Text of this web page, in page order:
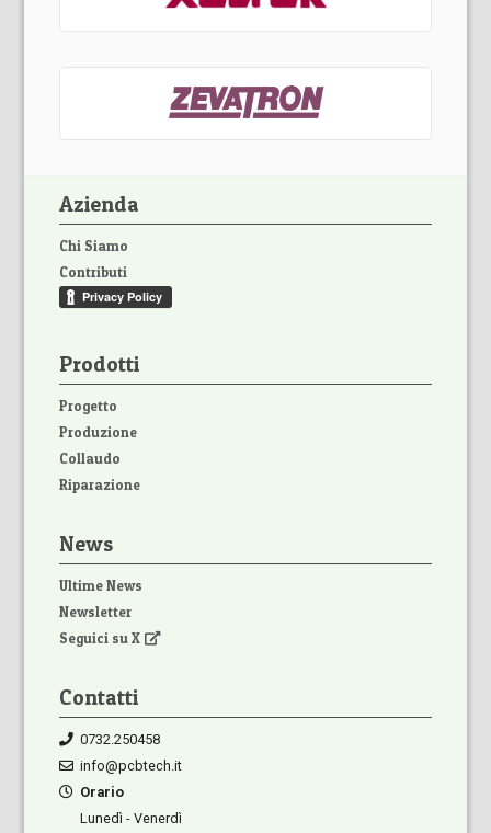
Azienda
Chi Siamo
Contributi
Prodotti
Progetto
Produzione
Collaudo
Riparazione
News
Ultime News
Newsletter
Seguici su X
Contatti
0732.250458
info@pcbtech.it
Orario
Lunedì - Venerdì